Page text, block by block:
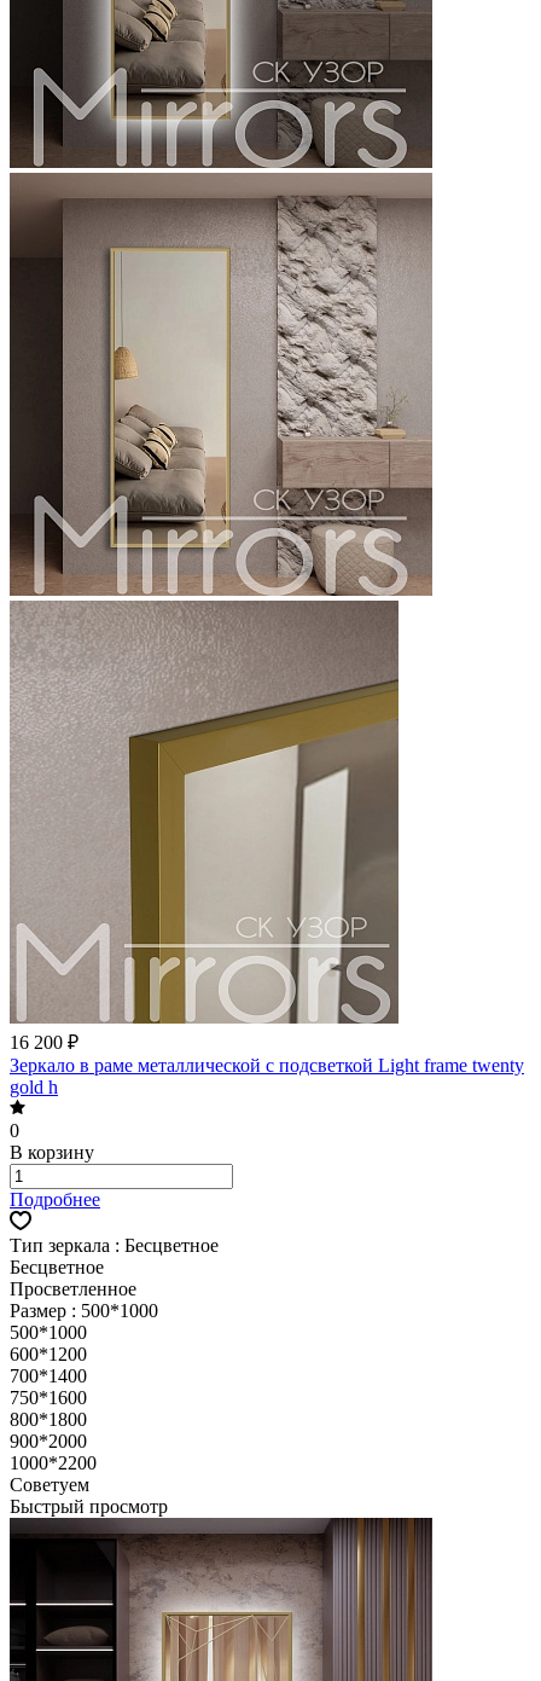
16 200 ₽
Зеркало в раме металлической с подсветкой Light frame twenty
gold h
0
В корзину
Подробнее
Тип зеркала : Бесцветное
Бесцветное
Просветленное
Размер : 500*1000
500*1000
600*1200
700*1400
750*1600
800*1800
900*2000
1000*2200
Советуем
Быстрый просмотр